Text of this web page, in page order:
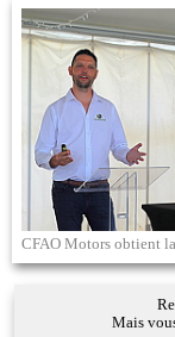
CFAO Motors obtient
Mais